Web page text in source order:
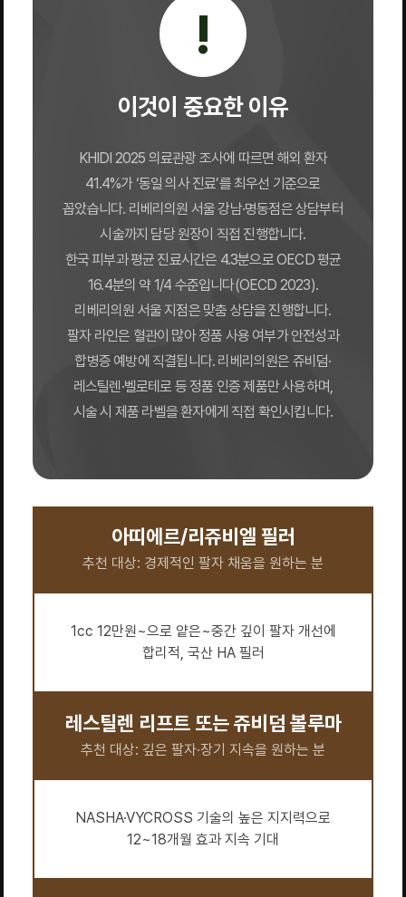
!
이것이 중요한 이유
KHIDI 2025 의료관광 조사에 따르면 해외 환자
41.4%가 ‘동일 의사 진료’를 최우선 기준으로
꼽았습니다. 리베리의원 서울 강남·명동점은 상담부터
시술까지 담당 원장이 직접 진행합니다.
한국 피부과 평균 진료시간은 4.3분으로 OECD 평균
16.4분의 약 1/4 수준입니다(OECD 2023).
리베리의원 서울 지점은 맞춤 상담을 진행합니다.
팔자 라인은 혈관이 많아 정품 사용 여부가 안전성과
합병증 예방에 직결됩니다. 리베리의원은 쥬비덤·
레스틸렌·벨로테로 등 정품 인증 제품만 사용하며,
시술 시 제품 라벨을 환자에게 직접 확인시킵니다.
아띠에르/리쥬비엘 필러
추천 대상: 경제적인 팔자 채움을 원하는 분
1cc 12만원~으로 얕은~중간 깊이 팔자 개선에
합리적, 국산 HA 필러
레스틸렌 리프트 또는 쥬비덤 볼루마
추천 대상: 깊은 팔자·장기 지속을 원하는 분
NASHA·VYCROSS 기술의 높은 지지력으로
12~18개월 효과 지속 기대